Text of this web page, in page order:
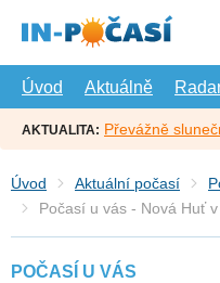
hlavní
Úvod
Aktuálně
AKTUALITA: Převážně
Úvod Aktuální počasí
Počasí u vás - Nová Huť
POČASÍ U VÁS